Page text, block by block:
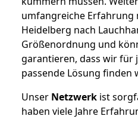
umfangreiche Erfahrung
Heidelberg nach
Größenordnung und
garantieren, dass wir für
passende Lösung finden
Unser Netzwerk ist
haben viele Jahre